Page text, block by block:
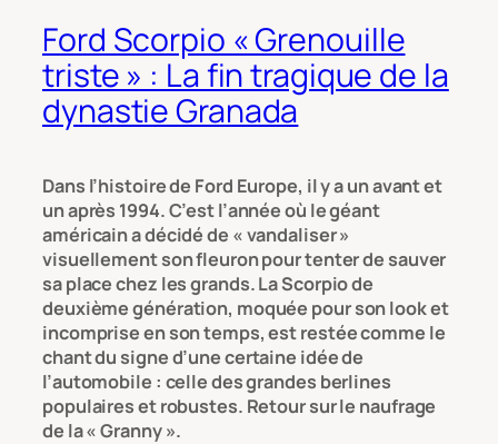
Ford Scorpio « Grenouille
triste » : La fin tragique de la
dynastie Granada
Dans l’histoire de Ford Europe, il y a un avant et
un après 1994. C’est l’année où le géant
américain a décidé de « vandaliser »
visuellement son fleuron pour tenter de sauver
sa place chez les grands. La Scorpio de
deuxième génération, moquée pour son look et
incomprise en son temps, est restée comme le
chant du signe d’une certaine idée de
l’automobile : celle des grandes berlines
populaires et robustes. Retour sur le naufrage
de la « Granny ».